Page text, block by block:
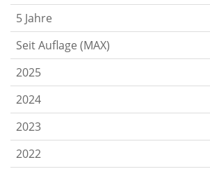
5 Jahre
Seit Auflage (MAX)
2025
2024
2023
2022